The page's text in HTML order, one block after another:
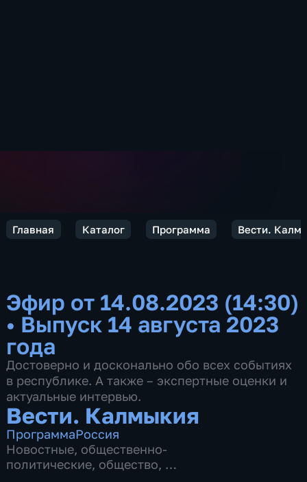
Главная Каталог Программа Вести.
Эфир от 14.08.2023 (14:30)
• Выпуск 14 августа 2023
года
Достоверно и досконально обо всех событиях
в республике. А также – экспертные оценки и
актуальные интервью.
Вести. Калмыкия
ПрограммаРоссия
Новостные, общественно-
политические, общество,